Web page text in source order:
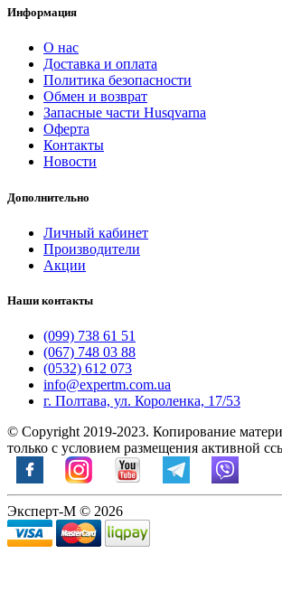
Информация
О нас
Доставка и оплата
Политика безопасности
Обмен и возврат
Запасные части Husqvarna
Оферта
Контакты
Новости
Дополнительно
Личный кабинет
Производители
Акции
Наши контакты
(099) 738 61 51
(067) 748 03 88
(0532) 612 073
info@expertm.com.ua
г. Полтава, ул. Короленка, 17/53
© Copyright 2019-2023. Копирование
только с условием размещения активной
Эксперт-М © 2026